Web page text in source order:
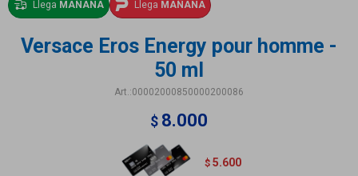
Llega MAÑANA Llega MAÑANA
Versace Eros Energy pour homme -
50 ml
00002000850000200086
$ 8.000
$ 5.600